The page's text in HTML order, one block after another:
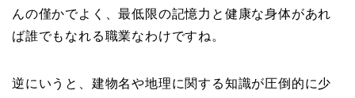
んの僅かでよく、最低限の記憶力と健康な身体があれ
ば誰でもなれる職業なわけですね。
逆にいうと、建物名や地理に関する知識が圧倒的に少